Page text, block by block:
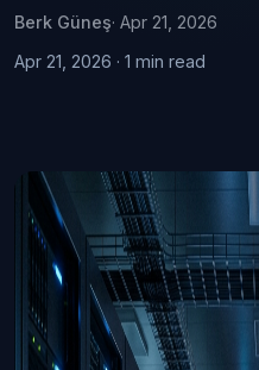
Berk Güneş· Apr 21, 2026
Apr 21, 2026 · 1 min read